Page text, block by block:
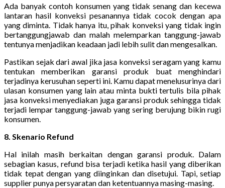
Ada banyak contoh konsumen yang tidak senang dan kecewa
lantaran hasil konveksi pesanannya tidak cocok dengan apa
yang diminta. Tidak hanya itu, pihak konveksi yang tidak ingin
bertanggungjawab dan malah melemparkan tanggung-jawab
tentunya menjadikan keadaan jadi lebih sulit dan mengesalkan.
Pastikan sejak dari awal jika jasa konveksi seragam yang kamu
tentukan memberikan garansi produk buat menghindari
terjadinya kerusuhan seperti ini. Kamu dapat menelusurinya dari
ulasan konsumen yang lain atau minta bukti tertulis bila pihak
jasa konveksi menyediakan juga garansi produk sehingga tidak
terjadi lempar tanggung-jawab yang sering berujung bikin rugi
konsumen.
8. Skenario Refund
Hal inilah masih berkaitan dengan garansi produk. Dalam
sebagian kasus, refund bisa terjadi ketika hasil yang diberikan
tidak tepat dengan yang diinginkan dan disetujui. Tapi, setiap
supplier punya persyaratan dan ketentuannya masing-masing.